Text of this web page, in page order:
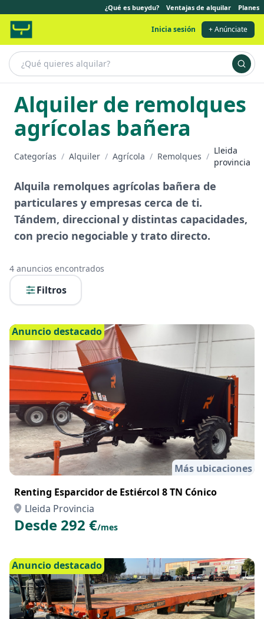
¿Qué es bueydu? Ventajas de alquilar Planes
Inicia sesión + Anúnciate
Alquiler de remolques
agrícolas bañera
Categorías / Alquiler / Agrícola / Remolques /
Lleida
provincia
Alquila remolques agrícolas bañera de
particulares y empresas cerca de ti.
Tándem, direccional y distintas capacidades,
con precio negociable y trato directo.
4 anuncios encontrados
Filtros
Anuncio destacado
Más ubicaciones
Renting Esparcidor de Estiércol 8 TN Cónico
Lleida Provincia
Desde 292 €/mes
Anuncio destacado